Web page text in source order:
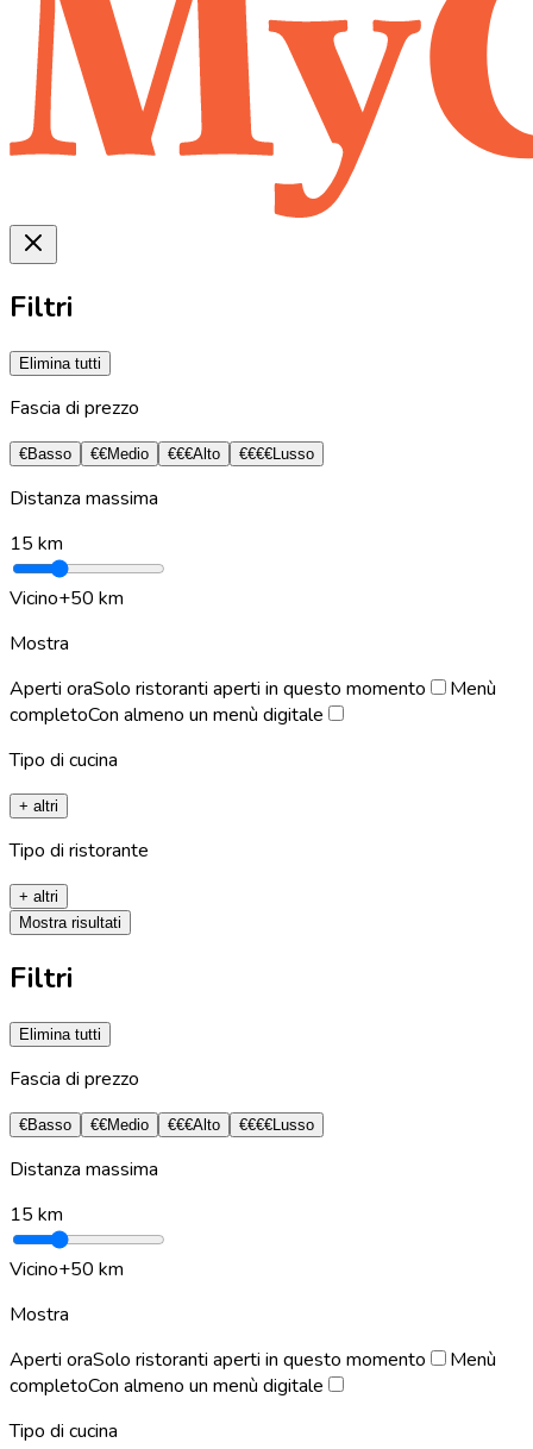
Filtri
Elimina tutti
Fascia di prezzo
€Basso €€Medio €€€Alto €€€€ Lusso
Distanza massima
15 km
Vicino+50 km
Mostra
Aperti oraSolo ristoranti aperti in questo momento
Menù
completoCon almeno un menù digitale
Tipo di cucina
+ altri
Tipo di ristorante
+ altri
Mostra risultati
Filtri
Elimina tutti
Fascia di prezzo
€Basso €€Medio €€€Alto €€€€Lusso
Distanza massima
15 km
Vicino+50 km
Mostra
Aperti oraSolo ristoranti aperti in questo momento
Menù
completoCon almeno un menù digitale
Tipo di cucina